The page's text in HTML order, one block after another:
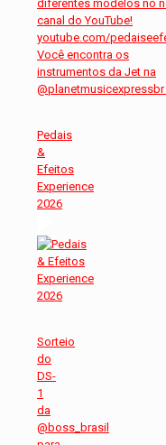
Pedais
&
Efeitos
Experience
2026
Sorteio
do
DS-
1
da
@boss_brasil